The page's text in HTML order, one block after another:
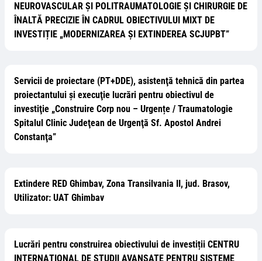
NEUROVASCULAR ȘI POLITRAUMATOLOGIE ȘI CHIRURGIE DE
ÎNALTĂ PRECIZIE ÎN CADRUL OBIECTIVULUI MIXT DE
INVESTIȚIE „MODERNIZAREA ȘI EXTINDEREA SCJUPBT”
Servicii de proiectare (PT+DDE), asistenţă tehnică din partea
proiectantului şi execuţie lucrări pentru obiectivul de
investiţie „Construire Corp nou – Urgențe / Traumatologie
Spitalul Clinic Judeţean de Urgenţă Sf. Apostol Andrei
Constanţa”
Extindere RED Ghimbav, Zona Transilvania II, jud. Brasov,
Utilizator: UAT Ghimbav
Lucrări pentru construirea obiectivului de investiții CENTRU
INTERNAȚIONAL DE STUDII AVANSATE PENTRU SISTEME